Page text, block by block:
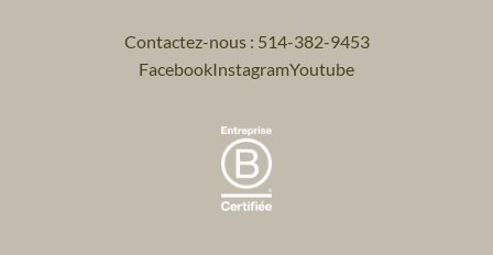
Contactez-nous : 514-382-9453
FacebookInstagramYoutube